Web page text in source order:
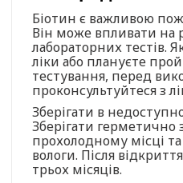
Біотин є важливою
Він може впливати на
лабораторних тестів.
ліки або плануєте
тестування, перед
проконсультуйтеся з
Зберігати в
Зберігати герметично
прохолодному місці
вологи. Після
трьох місяців.